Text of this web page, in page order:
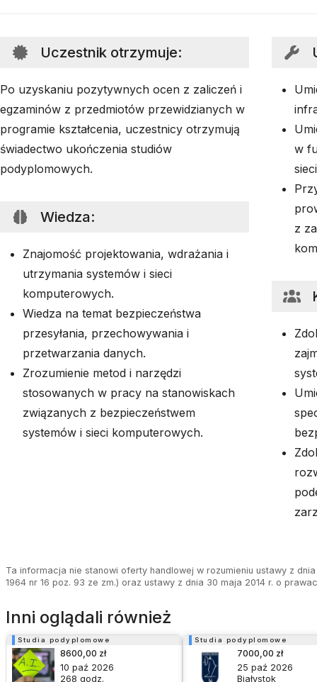
Uczestnik otrzymuje:
Po uzyskaniu pozytywnych ocen z zaliczeń i
egzaminów z przedmiotów przewidzianych w
programie kształcenia, uczestnicy otrzymują
świadectwo ukończenia studiów
podyplomowych.
Wiedza:
Znajomość projektowania, wdrażania i
utrzymania systemów i sieci
komputerowych.
Wiedza na temat bezpieczeństwa
przesyłania, przechowywania i
przetwarzania danych.
Zrozumienie metod i narzędzi
stosowanych w pracy na stanowiskach
związanych z bezpieczeństwem
systemów i sieci komputerowych.
w
z
Ta informacja nie stanowi oferty handlowej w rozumieniu ustawy z
1964 nr 16 poz. 93 ze zm.) oraz ustawy z dnia 30 maja 2014 r. o
Inni oglądali również
Studia podyplomowe
8600,00 zł
10 paź 2026
268 godz.
Studia podyplomowe
7000,00 zł
25 paź 2026
Białystok